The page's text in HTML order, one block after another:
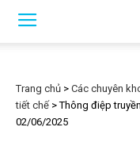
Trang chủ > Các chuyên
tiết chế >Thông điệp
02/06/2025